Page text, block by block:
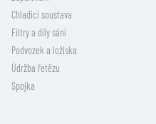
Chladicí soustava
Filtry a díly sání
Podvozek a ložiska
Údržba řetězu
Spojka